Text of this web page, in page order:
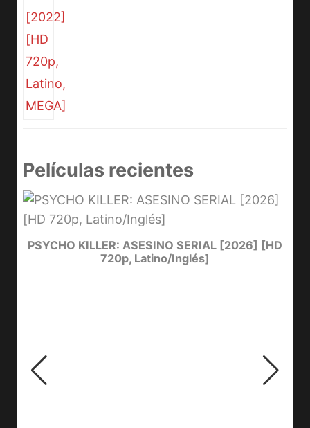
Películas recientes
PSYCHO KILLER: ASESINO SERIAL [2026] [HD
720p, Latino/Inglés]